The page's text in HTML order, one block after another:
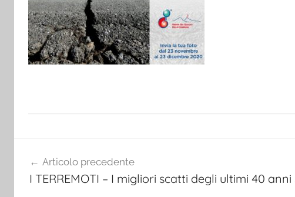
articoli
Articolo precedente
I TERREMOTI – I migliori scatti degli ultimi 40